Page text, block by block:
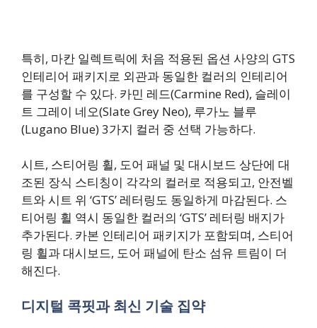
특히, 마칸 일렉트릭에 처음 적용된 옵션 사양의 GTS
인테리어 패키지로 외관과 동일한 컬러의 인테리어
를 구성할 수 있다. 카민 레드(Carmine Red), 슬레이
트 그레이 네오(Slate Grey Neo), 루가노 블루
(Lugano Blue) 3가지 컬러 중 선택 가능하다.
시트, 스티어링 휠, 도어 패널 및 대시보드 상단에 대
조된 장식 스티칭이 각각의 컬러로 적용되고, 안전벨
트와 시트 위 ‘GTS’ 레터링도 동일하게 마감된다. 스
티어링 휠 역시 동일한 컬러의 ‘GTS’ 레터링 배지가
추가된다. 카본 인테리어 패키지가 포함되며, 스티어
링 휠과 대시보드, 도어 패널에 탄소 섬유 트림이 더
해진다.
디지털 콕핏과 최신 기술 집약